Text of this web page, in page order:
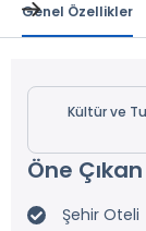
Genel Özellikler
Kültür ve
Öne
Şehir Oteli